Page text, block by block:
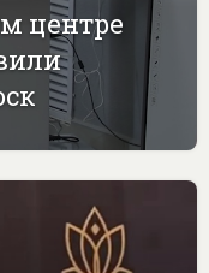
центре